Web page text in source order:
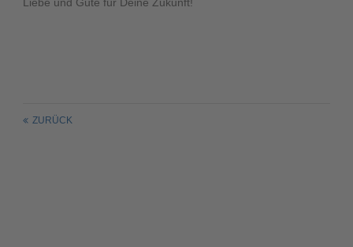
ZURÜCK